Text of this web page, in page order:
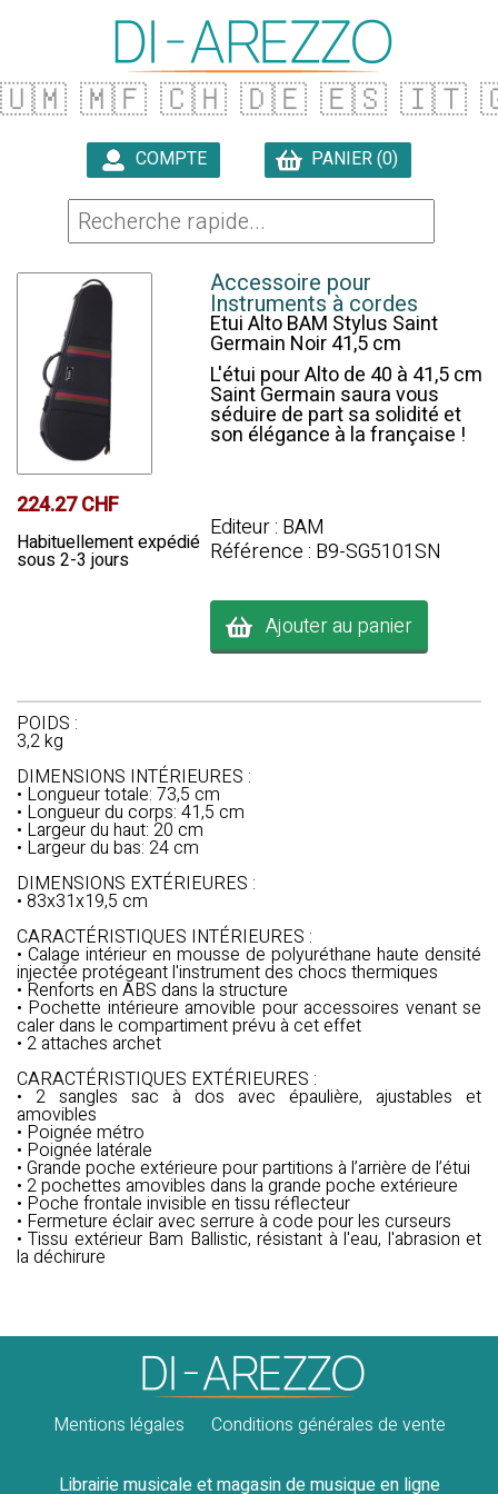
🇺🇲 🇲🇫 🇨🇭 🇩🇪 🇪🇸 🇮🇹
COMPTE PANIER (0)
224.27 CHF
Habituellement expédié
sous 2-3 jours
Accessoire pour
Instruments à cordes
Etui Alto BAM Stylus Saint
Germain Noir 41,5 cm
L'étui pour Alto de 40 à 41,5 cm
Saint Germain saura vous
séduire de part sa solidité et
son élégance à la française !
Editeur : BAM
Référence : B9-SG5101SN
Ajouter au panier
POIDS :
3,2 kg
DIMENSIONS INTÉRIEURES :
• Longueur totale: 73,5 cm
• Longueur du corps: 41,5 cm
• Largeur du haut: 20 cm
• Largeur du bas: 24 cm
DIMENSIONS EXTÉRIEURES :
• 83x31x19,5 cm
CARACTÉRISTIQUES INTÉRIEURES :
• Calage intérieur en mousse de polyuréthane haute densité
injectée protégeant l'instrument des chocs thermiques
• Renforts en ABS dans la structure
• Pochette intérieure amovible pour accessoires venant se
caler dans le compartiment prévu à cet effet
• 2 attaches archet
CARACTÉRISTIQUES EXTÉRIEURES :
• 2 sangles sac à dos avec épaulière, ajustables et
amovibles
• Poignée métro
• Poignée latérale
• Grande poche extérieure pour partitions à l’arrière de l’étui
• 2 pochettes amovibles dans la grande poche extérieure
• Poche frontale invisible en tissu réflecteur
• Fermeture éclair avec serrure à code pour les curseurs
• Tissu extérieur Bam Ballistic, résistant à l'eau, l'abrasion et
la déchirure
Mentions légales Conditions générales de vente
Librairie musicale et magasin de musique en ligne